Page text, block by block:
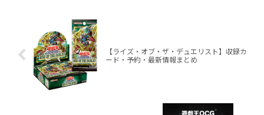
【ライズ・オブ・ザ・デュエリスト】収録カ
ード・予約・最新情報まとめ